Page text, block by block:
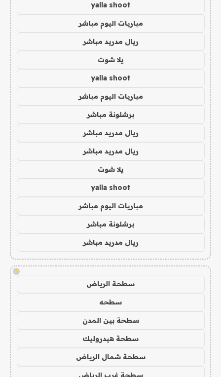
yalla shoot
مباريات اليوم مباشر
ريال مدريد مباشر
يلا شوت
yalla shoot
مباريات اليوم مباشر
برشلونة مباشر
ريال مدريد مباشر
ريال مدريد مباشر
يلا شوت
yalla shoot
مباريات اليوم مباشر
برشلونة مباشر
ريال مدريد مباشر
!
سطحة الرياض
سطحه
سطحة بين المدن
سطحة هيدروليك
سطحة شمال الرياض
سطحة غرب الرياض